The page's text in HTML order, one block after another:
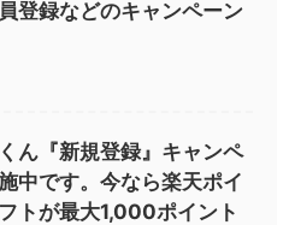
登録などのキャンペーン
ん『新規登録』キャンペ
中です。今なら楽天ポイ
トが最大1,000ポイント